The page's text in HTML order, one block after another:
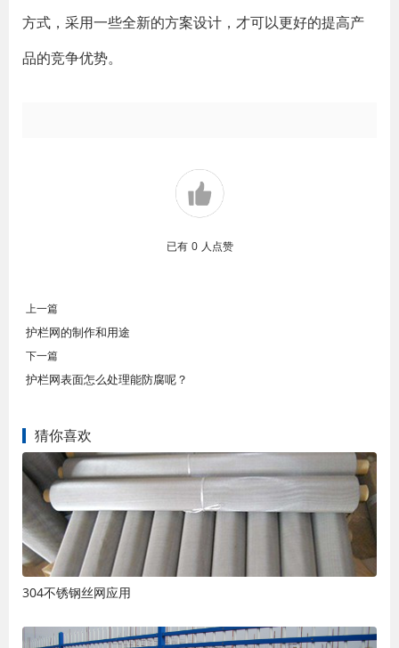
方式，采用一些全新的方案设计，才可以更好的提高产
品的竞争优势。
已有 0 人点赞
上一篇
护栏网的制作和用途
下一篇
护栏网表面怎么处理能防腐呢？
猜你喜欢
304不锈钢丝网应用